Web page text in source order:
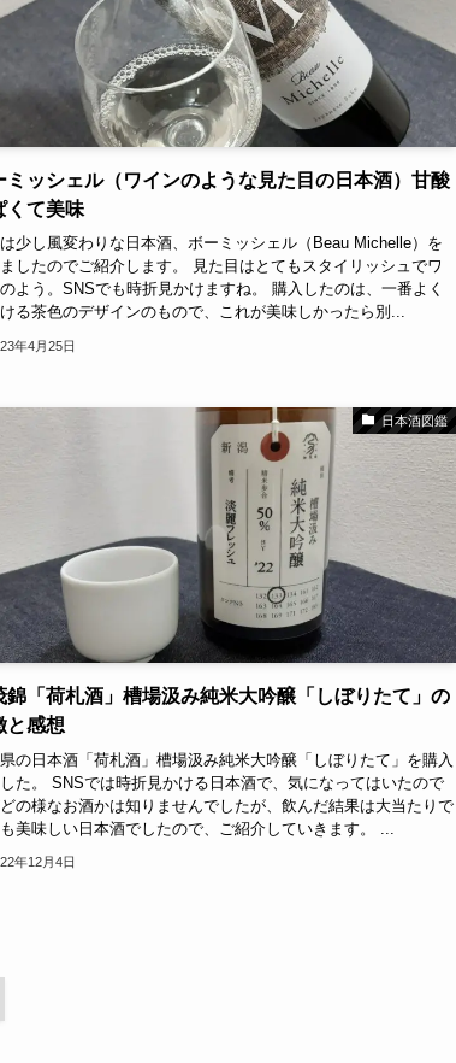
ミッシェル（ワインのような見た目の日本酒）甘酸
くて美味
少し風変わりな日本酒、ボーミッシェル（Beau Michelle）を
したのでご紹介します。 見た目はとてもスタイリッシュでワ
よう。SNSでも時折見かけますね。 購入したのは、一番よく
る茶色のデザインのもので、これが美味しかったら別...
年4月25日
日本酒図鑑
錦「荷札酒」槽場汲み純米大吟醸「しぼりたて」の
と感想
の日本酒「荷札酒」槽場汲み純米大吟醸「しぼりたて」を購入
た。 SNSでは時折見かける日本酒で、気になってはいたので
の様なお酒かは知りませんでしたが、飲んだ結果は大当たりで
美味しい日本酒でしたので、ご紹介していきます。 ...
年12月4日